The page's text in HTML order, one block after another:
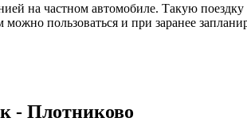
на частном автомобиле. Такую
пользоваться и при заранее
- Плотниково